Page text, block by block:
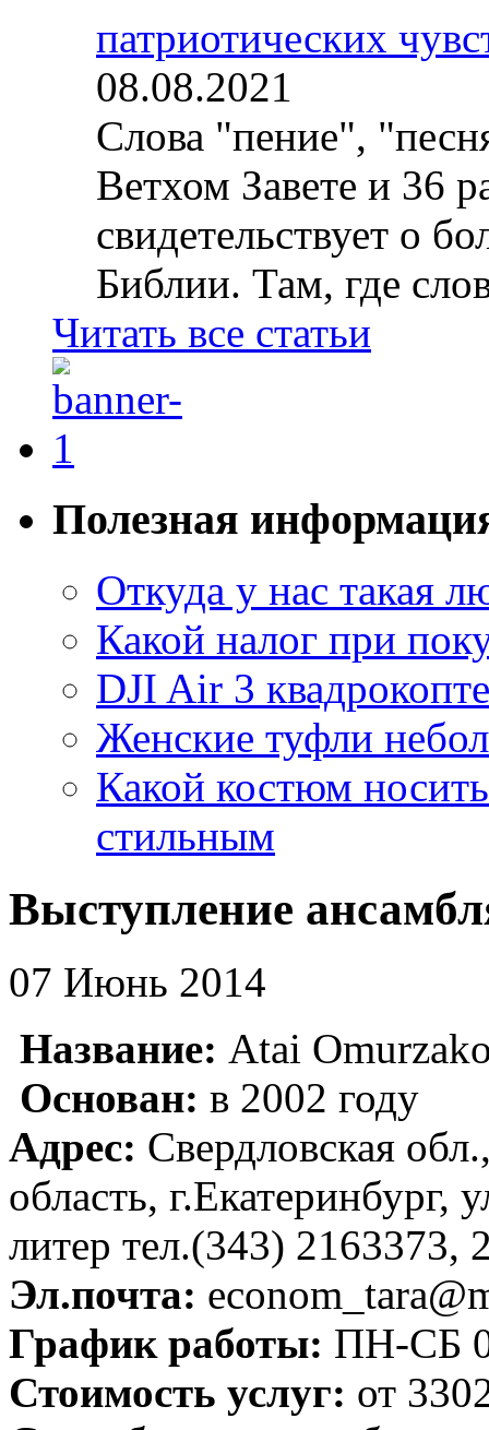
патриотических
08.08.2021
Слова "пение",
Ветхом Завете и 36
свидетельствует о
Библии. Там, где
Читать все статьи
Полезная
Откуда у нас такая
Какой налог при
DJI Air 3
Женские туфли
Какой костюм
стильным
Выступление
07 Июнь 2014
Название: Atai
Основан: в 2002 году
Адрес: Свердловская
область, г.Екатеринбург,
литер тел.(343) 2163373,
Эл.почта:
График работы: ПН-СБ
Стоимость услуг: от